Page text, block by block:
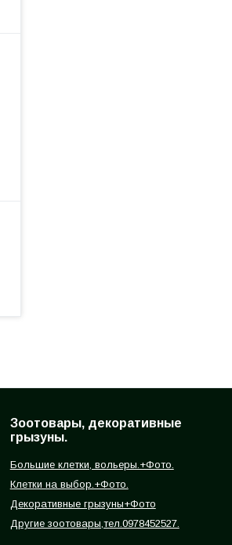
Зоотовары, декоративные
грызуны.
Большие клетки, вольеры.+Фото.
Клетки на выбор.+Фото.
Декоративные грызуны+Фото
Другие зоотовары,тел.0978452527.